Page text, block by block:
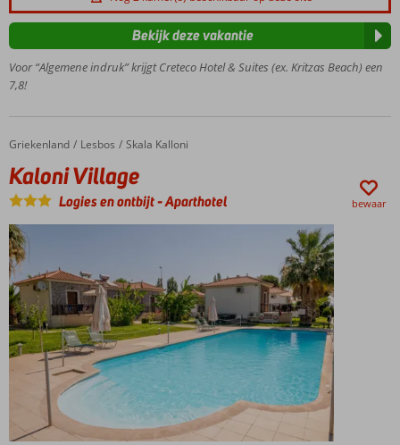
kleinschalig
complex
Dinosaur
Park en
buurt,
leuk met
Ontbijt of
Halfpension
Voor “Algemene indruk” krijgt Creteco Hotel & Suites (ex. Kritzas Beach) een
7,8!
Bekijk deze vakantie
Home
Griekenland Lesbos Skala Kalloni
Kaloni Village
Kaloni Village
Logies en ontbijt-Aparthotel bewaar